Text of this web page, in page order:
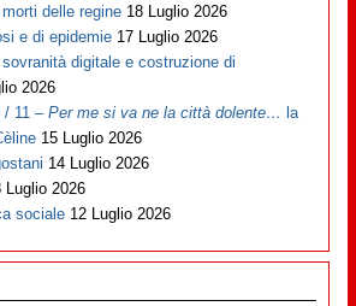
delle regine 18 Luglio 2026
e di epidemie 17 Luglio 2026
digitale e costruzione di
2026
/ 11 –Per me si va ne la città dolente… la
15 Luglio 2026
14 Luglio 2026
Luglio 2026
sociale 12 Luglio 2026